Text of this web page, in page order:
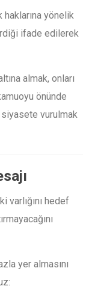
yönelik
ifade edilerek
almak, onları
önünde
siyasete vurulmak
varlığını hedef
yer almasını